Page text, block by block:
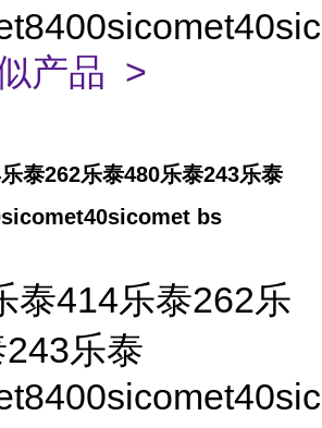
产品 >
泰262乐泰480乐泰243乐泰
bs
泰414乐泰262乐
乐泰